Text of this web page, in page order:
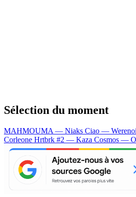
Sélection du moment
MAHMOUMA — Niaks Ciao — Werenoi
Corleone Hrtbrk #2 — Kaza Cosmos —